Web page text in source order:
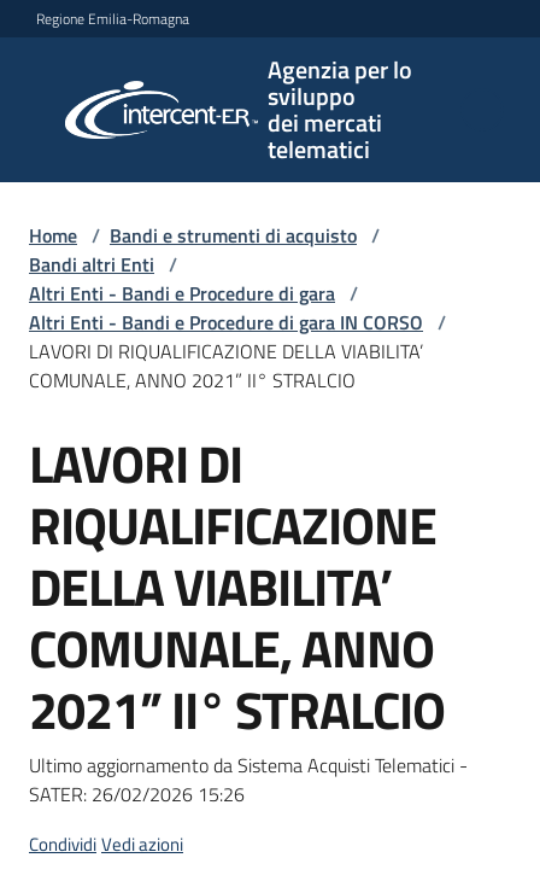
Vai al contenuto
Vai alla navigazione
Vai al footer
Regione Emilia-Romagna
Agenzia per lo
sviluppo
dei mercati
telematici
per lo
sviluppo
telematici
L'Agenzia
Bandi
e
di
acquisto
Supporto
telematiche
Home / Bandi e strumenti di acquisto /
Bandi altri Enti /
Altri Enti - Bandi e Procedure di gara /
Altri Enti - Bandi e Procedure di gara IN CORSO /
LAVORI DI RIQUALIFICAZIONE DELLA VIABILITA’
COMUNALE, ANNO 2021” II° STRALCIO
Salta al contenuto
LAVORI DI
RIQUALIFICAZIONE
DELLA VIABILITA’
COMUNALE, ANNO
2021” II° STRALCIO
Ultimo aggiornamento da Sistema Acquisti Telematici -
SATER: 26/02/2026 15:26
CondividiVedi azioni